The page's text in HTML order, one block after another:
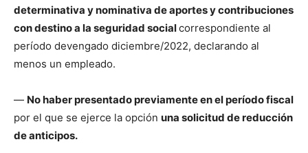
determinativa y nominativa de aportes y contribuciones
con destino a la seguridad socialcorrespondiente al
período devengado diciembre/2022, declarando al
menos un empleado.
— No haber presentado previamente en el período fiscal
por el que se ejerce la opción una solicitud de reducción
de anticipos.